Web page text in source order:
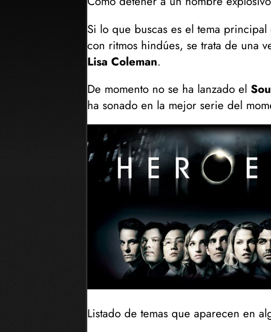
Si lo que buscas es el tema principal
con ritmos hindúes, se trata de una
Lisa Coleman.
De momento no se ha lanzado el
ha sonado en la mejor serie del
Listado de temas que aparecen en